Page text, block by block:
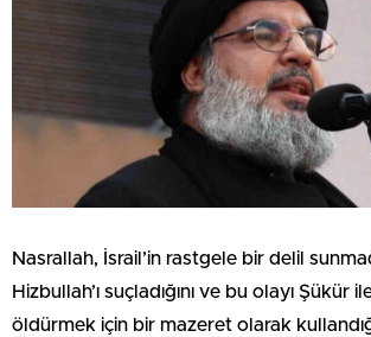
Nasrallah, İsrail’in rastgele bir delil
Hizbullah’ı suçladığını ve bu olayı Şükür
öldürmek için bir mazeret olarak